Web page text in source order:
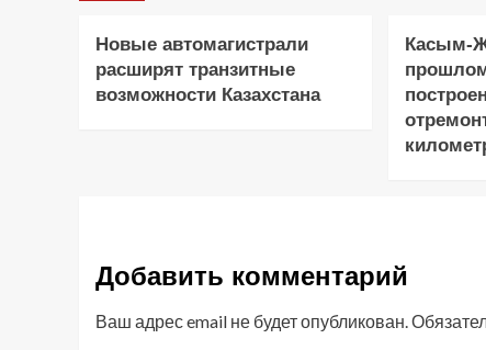
Новые автомагистрали
расширят транзитные
возможности Казахстана
Касым-
Добавить комментарий
Ваш адрес email не будет опубликован.